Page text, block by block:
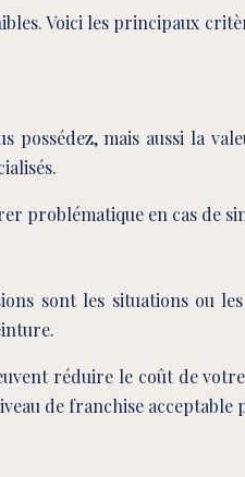
Voici les principaux
mais aussi la
problématique en cas de
sont les situations ou
réduire le coût de
de franchise acceptable